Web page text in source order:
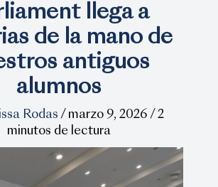
llega a
de la mano de
antiguos
alumnos
Rodas / marzo 9, 2026 / 2
minutos de lectura